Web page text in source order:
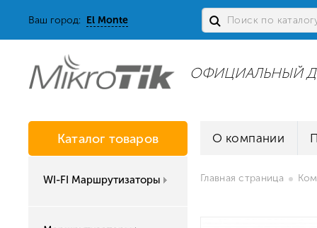
Ваш город: El Monte
ОФИЦИАЛЬНЫЙ
Каталог товаров
WI-FI Маршрутизаторы
О компании
Главная страница